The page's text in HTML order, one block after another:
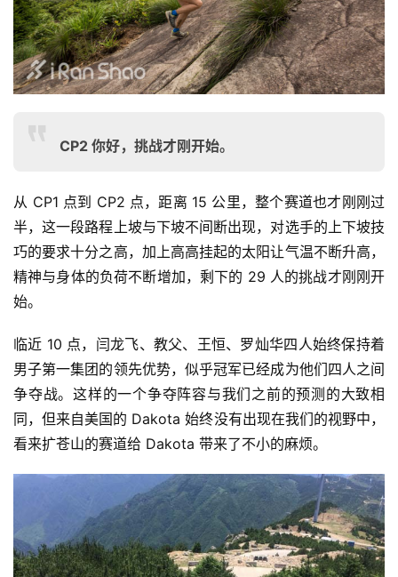
赛
观
察
装
备
训
练
用
CP2 你好，挑战才刚开始。
从 CP1 点到 CP2 点，距离 15 公里，整个赛道也才刚刚过
半，这一段路程上坡与下坡不间断出现，对选手的上下坡技
巧的要求十分之高，加上高高挂起的太阳让气温不断升高，
精神与身体的负荷不断增加，剩下的 29 人的挑战才刚刚开
始。
临近 10 点，闫龙飞、教父、王恒、罗灿华四人始终保持着
男子第一集团的领先优势，似乎冠军已经成为他们四人之间
争夺战。这样的一个争夺阵容与我们之前的预测的大致相
同，但来自美国的 Dakota 始终没有出现在我们的视野中，
看来扩苍山的赛道给 Dakota 带来了不小的麻烦。